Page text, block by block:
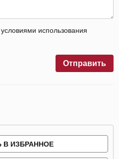
использования
Отправить
В ИЗБРАННОЕ